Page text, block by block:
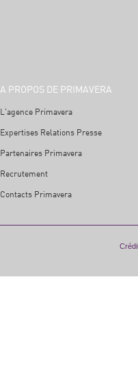
A PROPOS DE PRIMAVERA
L'agence Primavera
Expertises Relations Presse
Partenaires Primavera
Recrutement
Contacts Primavera